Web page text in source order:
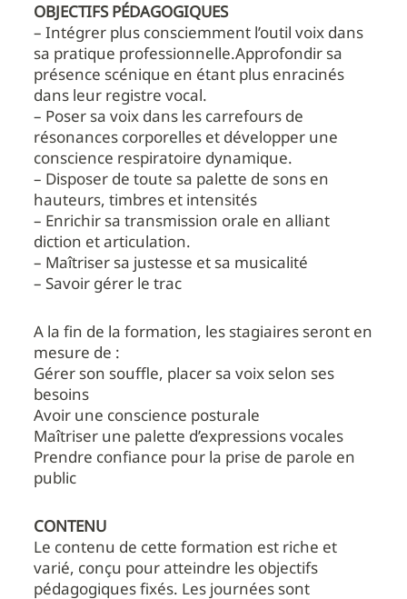
OBJECTIFS PÉDAGOGIQUES
– Intégrer plus consciemment l’outil voix dans
sa pratique professionnelle.Approfondir sa
présence scénique en étant plus enracinés
dans leur registre vocal.
– Poser sa voix dans les carrefours de
résonances corporelles et développer une
conscience respiratoire dynamique.
– Disposer de toute sa palette de sons en
hauteurs, timbres et intensités
– Enrichir sa transmission orale en alliant
diction et articulation.
– Maîtriser sa justesse et sa musicalité
– Savoir gérer le trac
A la fin de la formation, les stagiaires seront en
mesure de :
Gérer son souffle, placer sa voix selon ses
besoins
Avoir une conscience posturale
Maîtriser une palette d’expressions vocales
Prendre confiance pour la prise de parole en
public
CONTENU
Le contenu de cette formation est riche et
varié, conçu pour atteindre les objectifs
pédagogiques fixés. Les journées sont